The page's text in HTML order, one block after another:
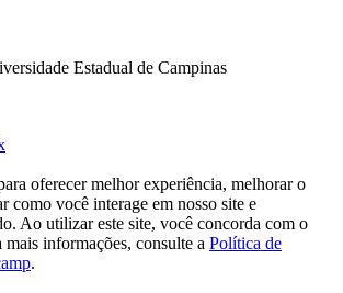
Estadual de Campinas
oferecer melhor experiência, melhorar o
como você interage em nosso site e
Ao utilizar este site, você concorda com o
mais informações, consulte a Política de
.